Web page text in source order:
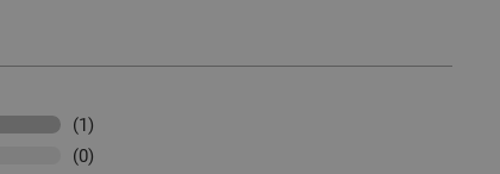
(1)
(0)